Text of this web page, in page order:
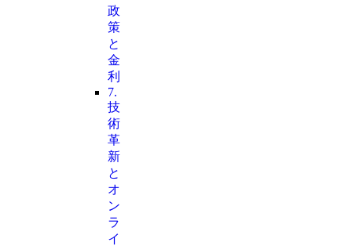
政
策
と
金
利
7.
技
術
革
新
と
オ
ン
ラ
イ